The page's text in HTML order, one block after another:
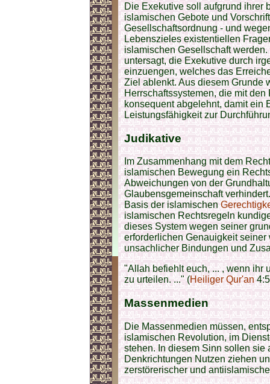
Die Exekutive soll aufgrund ihrer
islamischen Gebote und
Gesellschaftsordnung - und
Lebenszieles existentiellen
islamischen Gesellschaft
untersagt, die Exekutive durch
einzuengen, welches das
Ziel ablenkt. Aus diesem Grunde
Herrschaftssystemen, die mit
konsequent abgelehnt, damit ein
Leistungsfähigkeit zur
Judikative
Im Zusammenhang mit dem
islamischen Bewegung ein
Abweichungen von der
Glaubensgemeinschaft
Basis der islamischen
islamischen Rechtsregeln
dieses System wegen seiner
erforderlichen Genauigkeit
unsachlicher Bindungen und
"Allah befiehlt euch, ... , wenn ihr
zu urteilen. ..." (Heiliger Qur'an
Massenmedien
Die Massenmedien müssen,
islamischen Revolution, im
stehen. In diesem Sinn sollen
Denkrichtungen Nutzen ziehen
zerstörerischer und